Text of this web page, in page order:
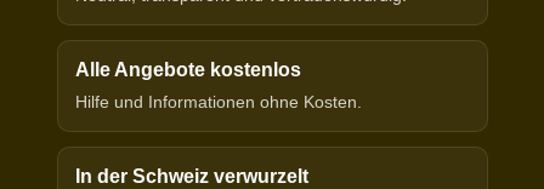
Alle Angebote kostenlos
Hilfe und Informationen ohne Kosten.
In der Schweiz verwurzelt